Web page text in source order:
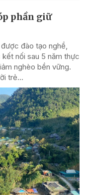
phần giữ
đào tạo nghề,
nối sau 5 năm thực
nghèo bền vững.
trẻ...